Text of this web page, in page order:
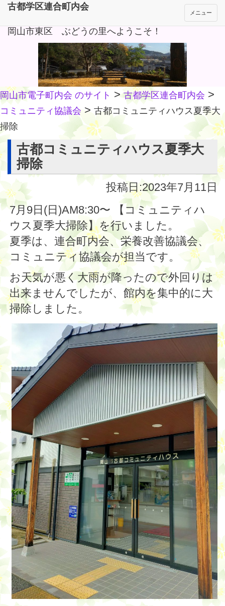
岡山市東区 ぶどうの里へようこそ！
メニュー
古都学区連合町内会
岡山市電子町内会 のサイト >古都学区連合町内会 >
コミュニティ協議会 > 古都コミュニティハウス夏季大
掃除
古都コミュニティハウス夏季大
掃除
投稿日:2023年7月11日
7月9日(日)AM8:30〜 【コミュニティハ
ウス夏季大掃除】を行いました。
夏季は、連合町内会、栄養改善協議会、
コミュニティ協議会が担当です。
お天気が悪く大雨が降ったので外回りは
出来ませんでしたが、館内を集中的に大
掃除しました。